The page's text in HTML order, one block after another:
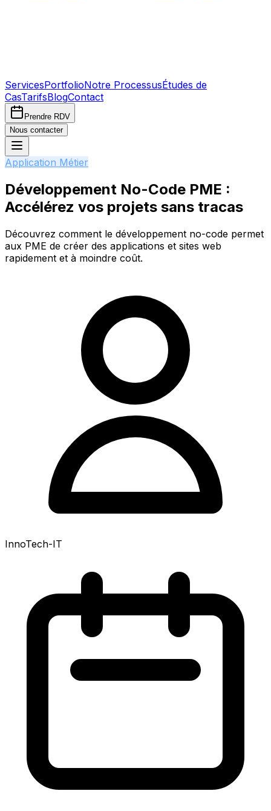
ServicesPortfolioNotre ProcessusÉtudes de
CasTarifsBlogContact
Prendre RDV
Nous contacter
Application Métier
Développement No-Code PME :
Accélérez vos projets sans tracas
Découvrez comment le développement no-code permet
aux PME de créer des applications et sites web
rapidement et à moindre coût.
InnoTech-IT